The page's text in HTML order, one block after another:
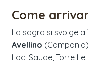
Come
La sagra si svolge a
Avellino (Campania
Loc. Saude, Torre